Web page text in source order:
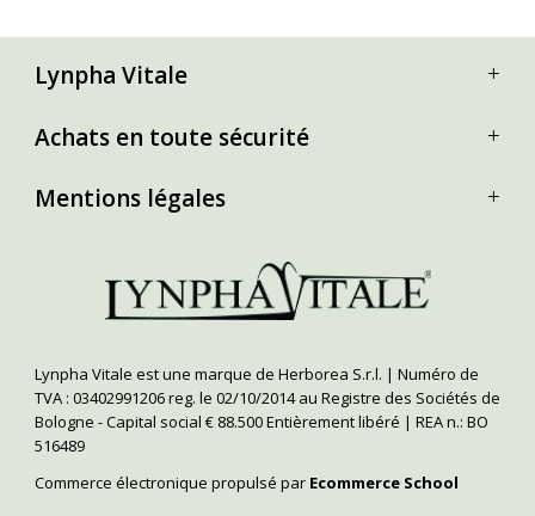
Lynpha Vitale
Achats en toute sécurité
Mentions légales
Lynpha Vitale est une marque de Herborea S.r.l. | Numéro de
TVA : 03402991206 reg. le 02/10/2014 au Registre des Sociétés de
Bologne - Capital social € 88.500 Entièrement libéré | REA n.: BO
516489
Commerce électronique propulsé par Ecommerce School